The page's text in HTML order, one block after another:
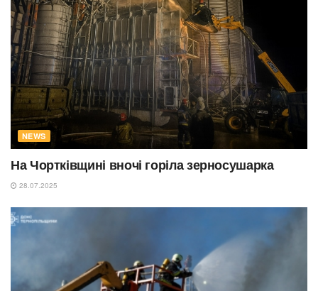
NEWS
На Чортківщині вночі горіла зерносушарка
28.07.2025